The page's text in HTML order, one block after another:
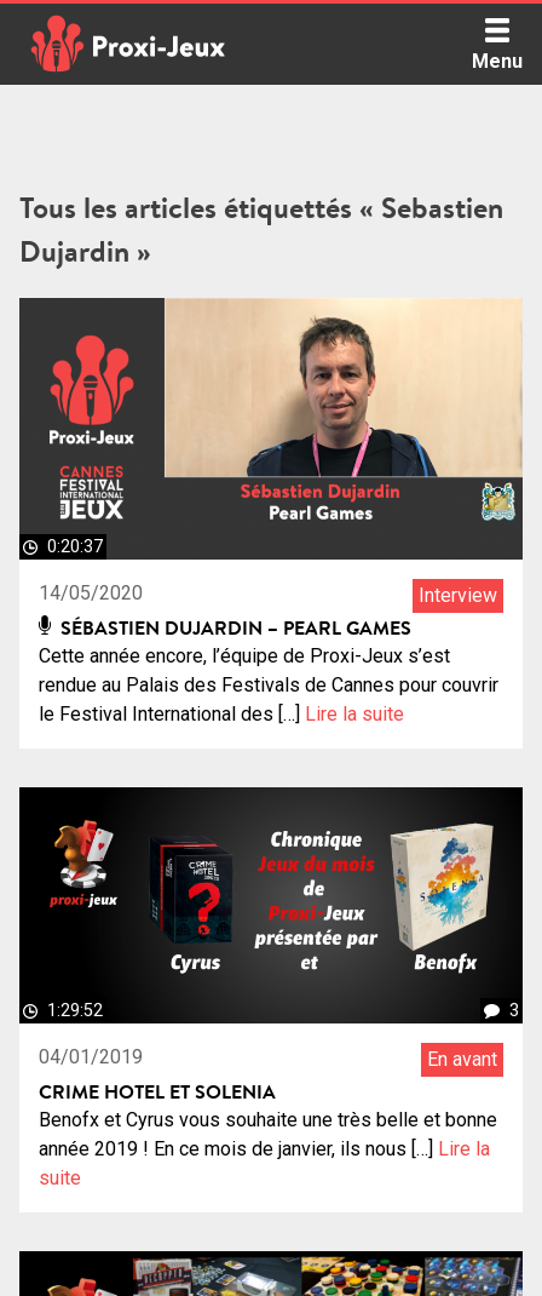
content
Menu
Tous les articles étiquettés « Sebastien
Dujardin »
0:20:37
14/05/2020 Interview
SÉBASTIEN DUJARDIN – PEARL GAMES
Cette année encore, l’équipe de Proxi-Jeux s’est
rendue au Palais des Festivals de Cannes pour couvrir
le Festival International des […] Lire la suite
1:29:52 3
04/01/2019 En avant
CRIME HOTEL ET SOLENIA
Benofx et Cyrus vous souhaite une très belle et bonne
année 2019 ! En ce mois de janvier, ils nous […] Lire la
suite